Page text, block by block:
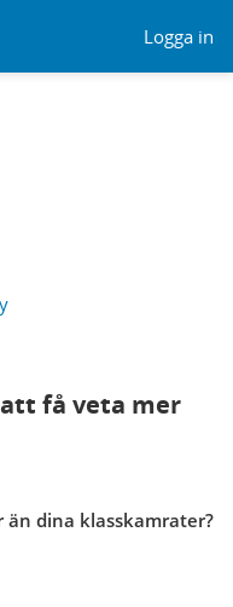
Logga in
få veta mer
än dina klasskamrater?